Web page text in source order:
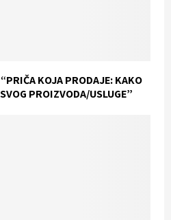
KOJA PRODAJE: KAKO
PROIZVODA/USLUGE”